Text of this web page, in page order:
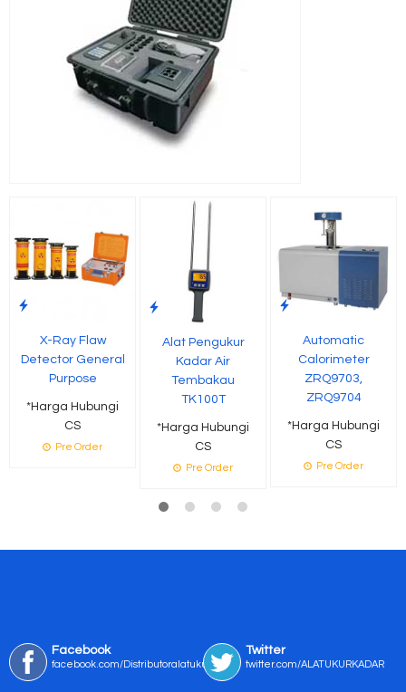
X-Ray Flaw
Detector General
Purpose
*Harga Hubungi
CS
Pre Order
Alat Pengukur
Kadar Air
Tembakau
TK100T
*Harga Hubungi
CS
Pre Order
Automatic
Calorimeter
ZRQ9703,
ZRQ9704
*Harga Hubungi
CS
Pre Order
Facebook
facebook.com/Distributoralatukur
Twitter
twitter.com/ALATUKURKADAR